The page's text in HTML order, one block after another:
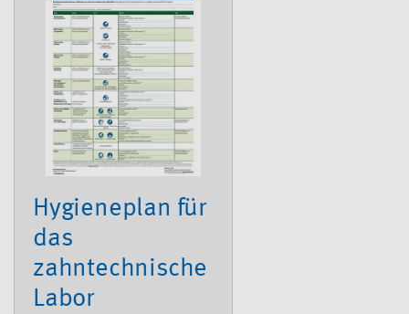
Werkstücke.
Hygieneplan für
das
zahntechnische
Labor